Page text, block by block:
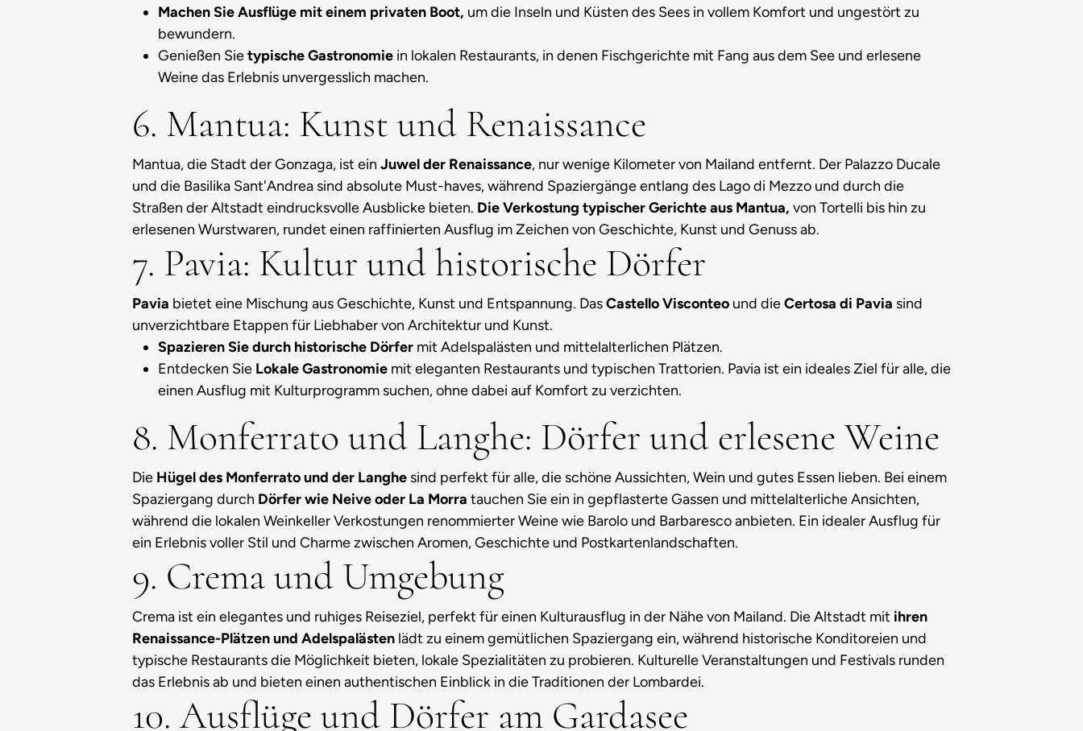
Machen Sie Ausflüge mit einem privaten Boot, um die Inseln und Küsten des Sees in vollem Komfort und ungestört zu
bewundern.
Genießen Sietypische Gastronomie in lokalen Restaurants, in denen Fischgerichte mit Fang aus dem See und erlesene
Weine das Erlebnis unvergesslich machen.
6. Mantua: Kunst und Renaissance
Mantua, die Stadt der Gonzaga, ist ein Juwel der Renaissance, nur wenige Kilometer von Mailand entfernt. Der Palazzo Ducale
und die Basilika Sant'Andrea sind absolute Must-haves, während Spaziergänge entlang des Lago di Mezzo und durch die
Straßen der Altstadt eindrucksvolle Ausblicke bieten. Die Verkostung typischer Gerichte aus Mantua, von Tortelli bis hin zu
erlesenen Wurstwaren, rundet einen raffinierten Ausflug im Zeichen von Geschichte, Kunst und Genuss ab.
7. Pavia: Kultur und historische Dörfer
Pavia bietet eine Mischung aus Geschichte, Kunst und Entspannung. DasCastello Visconteo und dieCertosa di Pavia sind
unverzichtbare Etappen für Liebhaber von Architektur und Kunst.
Spazieren Sie durch historische Dörfer mit Adelspalästen und mittelalterlichen Plätzen.
Entdecken Sie Lokale Gastronomie mit eleganten Restaurants und typischen Trattorien. Pavia ist ein ideales Ziel für alle, die
einen Ausflug mit Kulturprogramm suchen, ohne dabei auf Komfort zu verzichten.
8. Monferrato und Langhe: Dörfer und erlesene Weine
Die Hügel des Monferrato und der Langhe sind perfekt für alle, die schöne Aussichten, Wein und gutes Essen lieben. Bei einem
Spaziergang durch Dörfer wie Neive oder La Morra tauchen Sie ein in gepflasterte Gassen und mittelalterliche Ansichten,
während die lokalen Weinkeller Verkostungen renommierter Weine wie Barolo und Barbaresco anbieten. Ein idealer Ausflug für
ein Erlebnis voller Stil und Charme zwischen Aromen, Geschichte und Postkartenlandschaften.
9. Crema und Umgebung
Crema ist ein elegantes und ruhiges Reiseziel, perfekt für einen Kulturausflug in der Nähe von Mailand. Die Altstadt mit ihren
Renaissance-Plätzen und Adelspalästen lädt zu einem gemütlichen Spaziergang ein, während historische Konditoreien und
typische Restaurants die Möglichkeit bieten, lokale Spezialitäten zu probieren. Kulturelle Veranstaltungen und Festivals runden
das Erlebnis ab und bieten einen authentischen Einblick in die Traditionen der Lombardei.
10. Ausflüge und Dörfer am Gardasee